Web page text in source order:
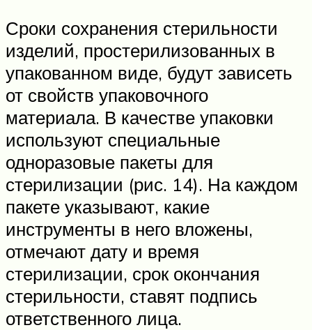
Сроки сохранения стерильности
изделий, простерилизованных в
упакованном виде, будут зависеть
от свойств упаковочного
материала. В качестве упаковки
используют специальные
одноразовые пакеты для
стерилизации (рис. 14). На каждом
пакете указывают, какие
инструменты в него вложены,
отмечают дату и время
стерилизации, срок окончания
стерильности, ставят подпись
ответственного лица.